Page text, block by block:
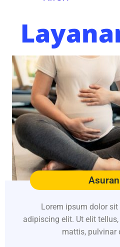
Lorem ipsum dolor
adipiscing elit. Ut elit
mattis, pulvinar